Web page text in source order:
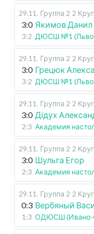
29.11 . Группа 2 2 Круг
3:0 Якимов Данил
3:2 ДЮСШ №1
29.11 . Группа 2 2 Круг
3:0 Грецюк
3:2 ДЮСШ №1
29.11 . Группа 2 2 Круг
3:0 Дідух
2:3 Академия
29.11 . Группа 2 2 Круг
3:0 Шульга Егор
2:3 Академия
29.11 . Группа 2 2 Круг
0:3 Вербяный
1:3 ОДЮСШ (Ивано-